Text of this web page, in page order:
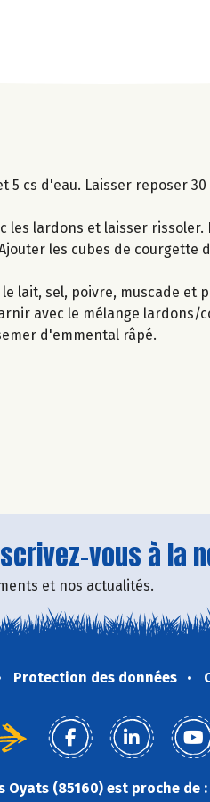
5 cs d'eau. Laisser reposer 30
lardons et laisser
les cubes de courgette
lait, sel, poivre, muscade et
avec le mélange lardons/
d'emmental râpé.
vous à la
et nos actualités.
Protection des données
Oyats (85160) est proche de :